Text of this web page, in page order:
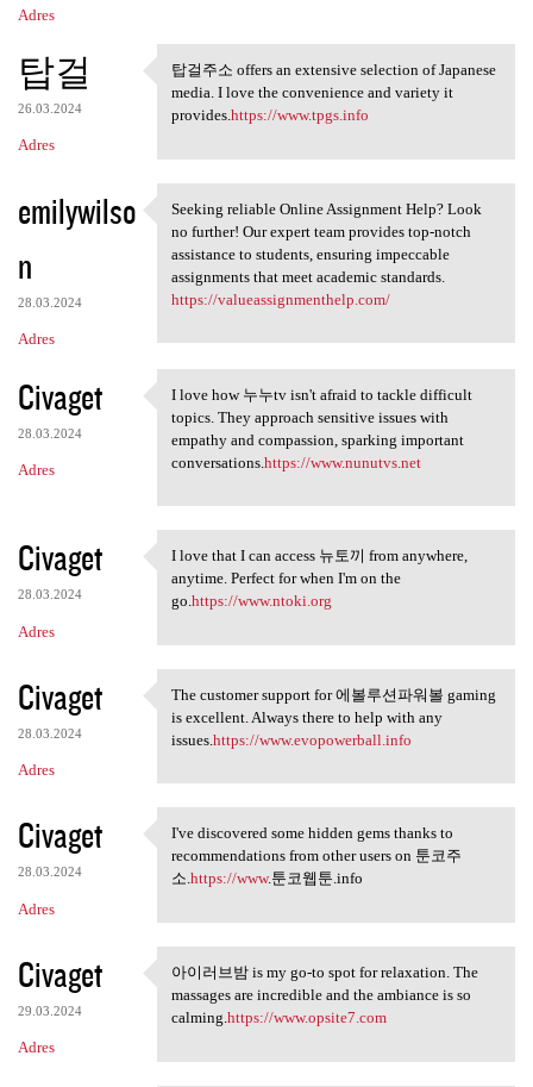
Adres
탑걸
26.03.2024
Adres
탑걸주소 offers an extensive
탑걸주소 offers an extensive selection of Japanese
media. I love the convenience and variety it
provides.https://www.tpgs.info
emilywilso
n
28.03.2024
Adres
Seeking reliable Online
Seeking reliable Online Assignment Help? Look
no further! Our expert team provides top-notch
assistance to students, ensuring impeccable
assignments that meet academic standards.
https://valueassignmenthelp.com/
Civaget
28.03.2024
Adres
I love how 누누tv isn't afraid
I love how 누누tv isn't afraid to tackle difficult
topics. They approach sensitive issues with
empathy and compassion, sparking important
conversations. https://www.nunutvs.net
Civaget
28.03.2024
Adres
I love that I can access 뉴토끼
I love that I can access 뉴토끼 from anywhere,
anytime. Perfect for when I'm on the
go.https://www.ntoki.org
Civaget
28.03.2024
Adres
The customer support for
The customer support for 에볼루션파워볼 gaming
is excellent. Always there to help with any
issues. https://www.evopowerball.info
Civaget
28.03.2024
Adres
I've discovered some hidden
I've discovered some hidden gems thanks to
recommendations from other users on 툰코주
소.https://www.툰코웹툰.info
Civaget
29.03.2024
Adres
아이러브밤 is my go-to spot for
아이러브밤 is my go-to spot for relaxation. The
massages are incredible and the ambiance is so
calming.https://www.opsite7.com